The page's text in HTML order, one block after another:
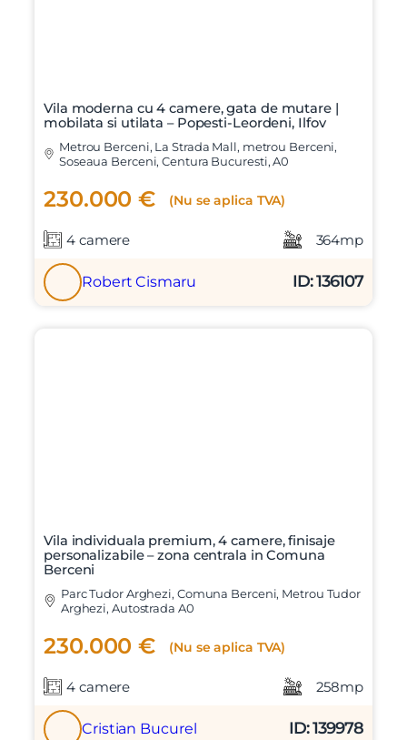
Vila moderna cu 4 camere, gata de mutare |
mobilata si utilata – Popesti-Leordeni, Ilfov
Metrou Berceni, La Strada Mall, metrou Berceni,
Soseaua Berceni, Centura Bucuresti, A0
230.000 € (Nu se aplica TVA)
4 camere 364mp
Robert Cismaru ID: 136107
Vila individuala premium, 4 camere, finisaje
personalizabile – zona centrala in Comuna
Berceni
Parc Tudor Arghezi, Comuna Berceni, Metrou Tudor
Arghezi, Autostrada A0
230.000 € (Nu se aplica TVA)
4 camere 258mp
Cristian Bucurel ID: 139978